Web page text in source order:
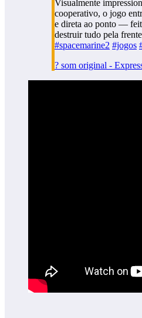
Visualmente
cooperativo, o jogo
e direta ao ponto —
destruir tudo pela
#spacemarine2 #jogos
? som original -